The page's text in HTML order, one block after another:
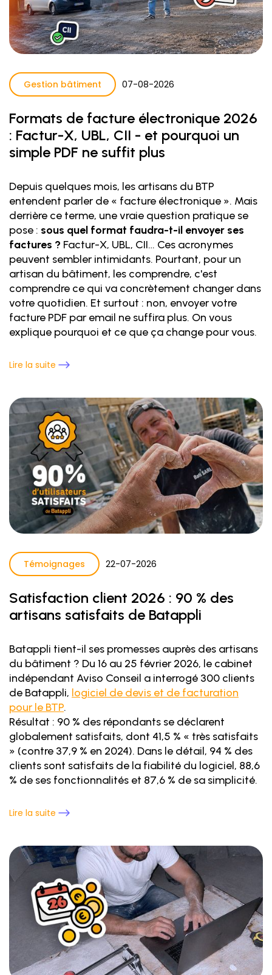
Gestion bâtiment 07-08-2026
Formats de facture électronique 2026
: Factur-X, UBL, CII - et pourquoi un
simple PDF ne suffit plus
Depuis quelques mois, les artisans du BTP
entendent parler de « facture électronique ». Mais
derrière ce terme, une vraie question pratique se
pose : sous quel format faudra-t-il envoyer ses
factures ? Factur-X, UBL, CII… Ces acronymes
peuvent sembler intimidants. Pourtant, pour un
artisan du bâtiment, les comprendre, c'est
comprendre ce qui va concrètement changer dans
votre quotidien. Et surtout : non, envoyer votre
facture PDF par email ne suffira plus. On vous
explique pourquoi et ce que ça change pour vous.
Lire la suite
Témoignages 22-07-2026
Satisfaction client 2026 : 90 % des
artisans satisfaits de Batappli
Batappli tient-il ses promesses auprès des artisans
du bâtiment ? Du 16 au 25 février 2026, le cabinet
indépendant Aviso Conseil a interrogé 300 clients
de Batappli, logiciel de devis et de facturation
pour le BTP.
Résultat : 90 % des répondants se déclarent
globalement satisfaits, dont 41,5 % « très satisfaits
» (contre 37,9 % en 2024). Dans le détail, 94 % des
clients sont satisfaits de la fiabilité du logiciel, 88,6
% de ses fonctionnalités et 87,6 % de sa simplicité.
Lire la suite